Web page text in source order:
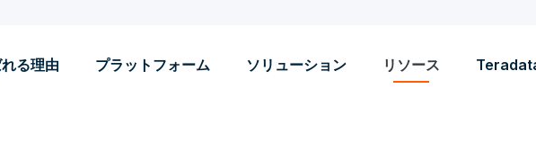
る理由 プラットフォーム ソリューション リソース